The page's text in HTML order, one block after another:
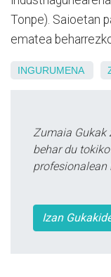
Tonpe). Saioetan
ematea
INGURUMENA
Zumaia Gukak
behar du
profesionalean
Izan